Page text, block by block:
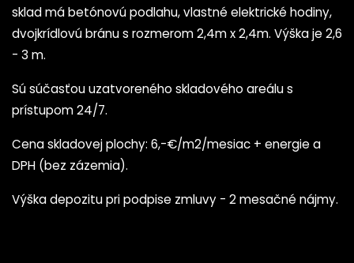
sklad má betónovú podlahu, vlastné elektrické hodiny,
dvojkrídlovú bránu s rozmerom 2,4m x 2,4m. Výška je 2,6
- 3 m.
Sú súčasťou uzatvoreného skladového areálu s
prístupom 24/7.
Cena skladovej plochy: 6,-€/m2/mesiac + energie a
DPH (bez zázemia).
Výška depozitu pri podpise zmluvy - 2 mesačné nájmy.